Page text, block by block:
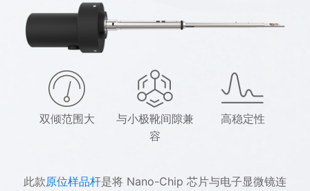
双倾范围大
与小极靴间隙兼
容
高稳定性
此款原位样品杆是将 Nano-Chip 芯片与电子显微镜连